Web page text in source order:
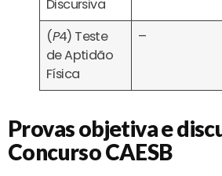
Discursiva
(P4) Teste
de Aptidão
Física
–
Provas objetiva e
Concurso CAESB